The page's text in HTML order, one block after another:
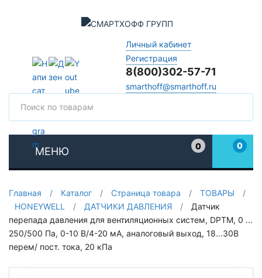
Личный кабинет
Регистрация
8(800)302-57-71
smarthoff@smarthoff.ru
МЕНЮ
0
0
Главная / Каталог / Страница товара / ТОВАРЫ
/
HONEYWELL
/ ДАТЧИКИ ДАВЛЕНИЯ /
Датчик
перепада давления для вентиляционных систем, DPTM, 0 ...
250/500 Па, 0-10 В/4-20 мА, аналоговый выход, 18...30В
перем/ пост. тока, 20 кПа